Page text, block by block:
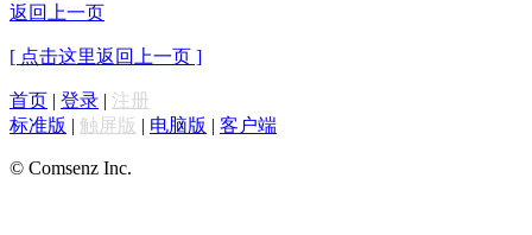
返回上一页
[ 点击这里返回上一页 ]
首页 | 登录 | 注册
标准版 | 触屏版 | 电脑版 | 客户端
© Comsenz Inc.